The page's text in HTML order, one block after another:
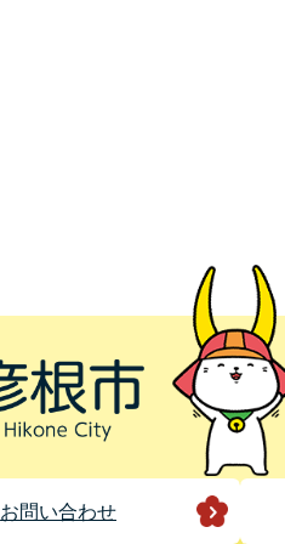
お問い合わせ